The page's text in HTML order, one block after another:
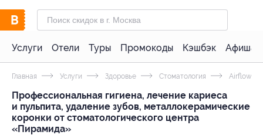
Услуги Отели Туры Промокоды Кэшбэк Афиша
Главная Услуги Здоровье Стоматология Airflow
Профессиональная гигиена, лечение кариеса
и пульпита, удаление зубов, металлокерамические
коронки от стоматологического центра
«Пирамида»